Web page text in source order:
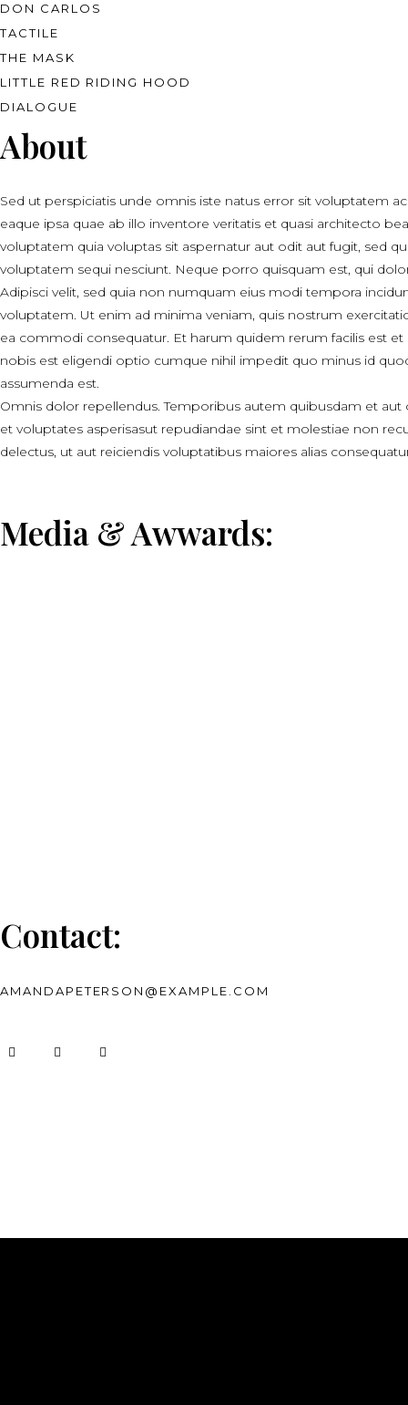
DON CARLOS
TACTILE
THE MASK
LITTLE RED RIDING HOOD
DIALOGUE
About
Sed ut perspiciatis unde omnis iste natus error sit voluptatem
eaque ipsa quae ab illo inventore veritatis et quasi architecto
voluptatem quia voluptas sit aspernatur aut odit aut fugit, sed
voluptatem sequi nesciunt. Neque porro quisquam est, qui
Adipisci velit, sed quia non numquam eius modi tempora
voluptatem. Ut enim ad minima veniam, quis nostrum
ea commodi consequatur. Et harum quidem rerum facilis est
nobis est eligendi optio cumque nihil impedit quo minus id
assumenda est.
Omnis dolor repellendus. Temporibus autem quibusdam et
et voluptates asperisasut repudiandae sint et molestiae non
delectus, ut aut reiciendis voluptatibus maiores alias
Media & Awwards:
Contact:
AMANDAPETERSON@EXAMPLE.COM